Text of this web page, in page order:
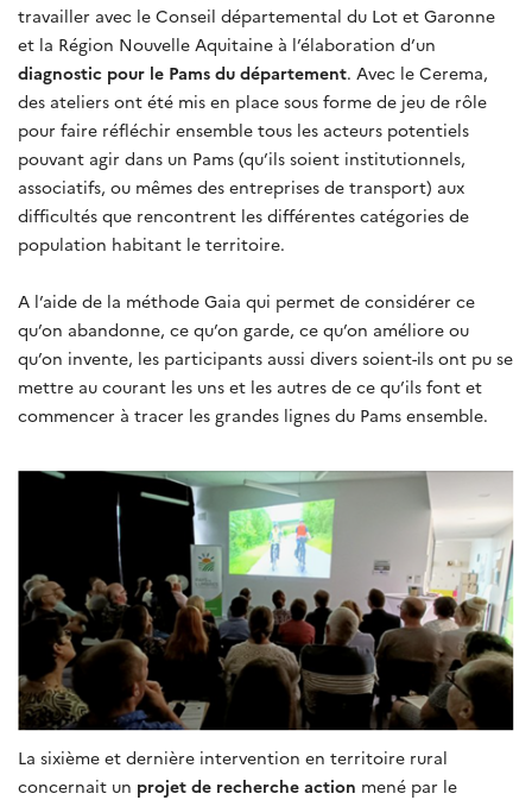
travailler avec le Conseil départemental du Lot et Garonne
et la Région Nouvelle Aquitaine à l’élaboration d’un
diagnostic pour le Pams du département. Avec le Cerema,
des ateliers ont été mis en place sous forme de jeu de rôle
pour faire réfléchir ensemble tous les acteurs potentiels
pouvant agir dans un Pams (qu’ils soient institutionnels,
associatifs, ou mêmes des entreprises de transport) aux
difficultés que rencontrent les différentes catégories de
population habitant le territoire.
A l’aide de la méthode Gaia qui permet de considérer ce
qu’on abandonne, ce qu’on garde, ce qu’on améliore ou
qu’on invente, les participants aussi divers soient-ils ont pu se
mettre au courant les uns et les autres de ce qu’ils font et
commencer à tracer les grandes lignes du Pams ensemble.
La sixième et dernière intervention en territoire rural
concernait un projet de recherche action mené par le